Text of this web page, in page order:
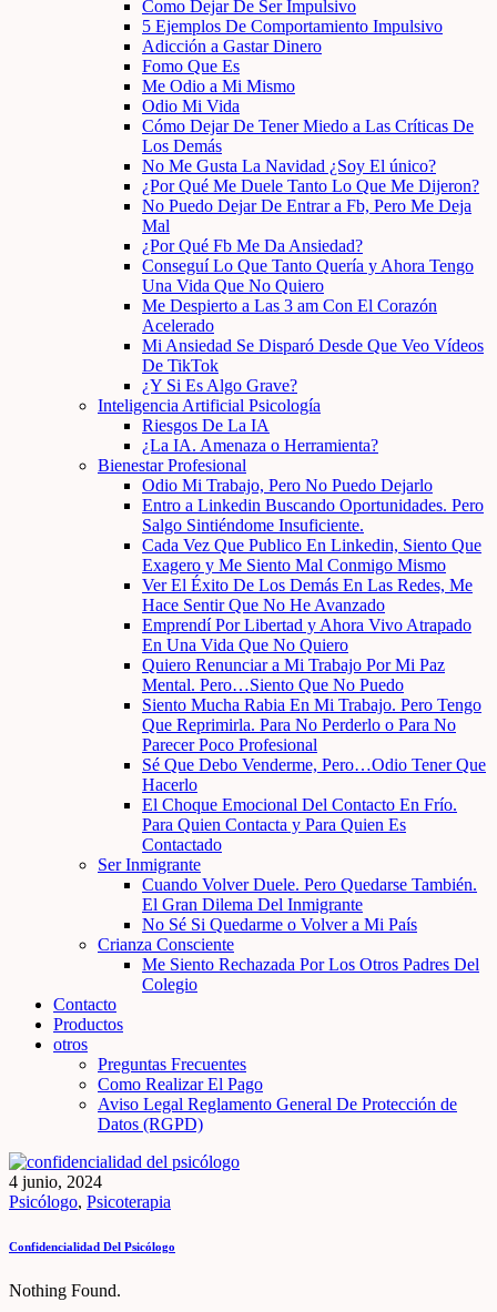
Como Dejar De Ser Impulsivo
5 Ejemplos De Comportamiento Impulsivo
Adicción a Gastar Dinero
Fomo Que Es
Me Odio a Mi Mismo
Odio Mi Vida
Cómo Dejar De Tener Miedo a Las Críticas De
Los Demás
No Me Gusta La Navidad ¿Soy El único?
¿Por Qué Me Duele Tanto Lo Que Me Dijeron?
No Puedo Dejar De Entrar a Fb, Pero Me Deja
Mal
¿Por Qué Fb Me Da Ansiedad?
Conseguí Lo Que Tanto Quería y Ahora Tengo
Una Vida Que No Quiero
Me Despierto a Las 3 am Con El Corazón
Acelerado
Mi Ansiedad Se Disparó Desde Que Veo Vídeos
De TikTok
¿Y Si Es Algo Grave?
Inteligencia Artificial Psicología
Riesgos De La IA
¿La IA. Amenaza o Herramienta?
Bienestar Profesional
Odio Mi Trabajo, Pero No Puedo Dejarlo
Entro a Linkedin Buscando Oportunidades. Pero
Salgo Sintiéndome Insuficiente.
Cada Vez Que Publico En Linkedin, Siento Que
Exagero y Me Siento Mal Conmigo Mismo
Ver El Éxito De Los Demás En Las Redes, Me
Hace Sentir Que No He Avanzado
Emprendí Por Libertad y Ahora Vivo Atrapado
En Una Vida Que No Quiero
Quiero Renunciar a Mi Trabajo Por Mi Paz
Mental. Pero…Siento Que No Puedo
Siento Mucha Rabia En Mi Trabajo. Pero Tengo
Que Reprimirla. Para No Perderlo o Para No
Parecer Poco Profesional
Sé Que Debo Venderme, Pero…Odio Tener Que
Hacerlo
El Choque Emocional Del Contacto En Frío.
Para Quien Contacta y Para Quien Es
Contactado
Ser Inmigrante
Cuando Volver Duele. Pero Quedarse También.
El Gran Dilema Del Inmigrante
No Sé Si Quedarme o Volver a Mi País
Crianza Consciente
Me Siento Rechazada Por Los Otros Padres Del
Colegio
Contacto
Productos
otros
Preguntas Frecuentes
Como Realizar El Pago
Aviso Legal Reglamento General De Protección de
Datos (RGPD)
4 junio, 2024
Psicólogo, Psicoterapia
Confidencialidad Del Psicólogo
Nothing Found.